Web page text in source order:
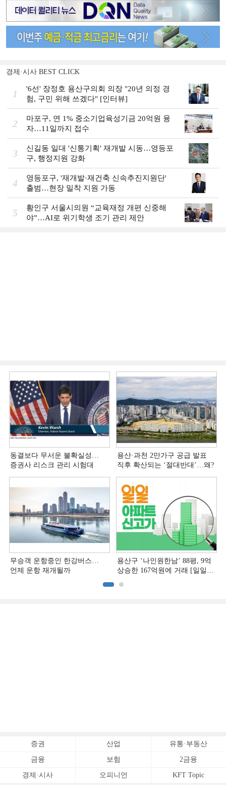
경제·시사 BEST CLICK
1
'6선' 장정호 용산구의회 의장 "20년 의정 경
험, 구민 위해 쓰겠다" [인터뷰]
2
마포구, 연 1% 중소기업육성기금 20억원 융
자…11일까지 접수
3
신길동 일대 '신통기획' 재개발 시동…영등포
구, 행정지원 강화
4
영등포구, '재개발·재건축 신속추진지원단'
출범…현장 밀착 지원 가동
5
황인구 서울시의원 “교육재정 개편 신중해
야”…AI로 위기학생 조기 관리 제안
동결보다 무서운 불확실성…
증권사 리스크 관리 시험대
용산·과천 2만가구 공급 발표
직후 확산되는 ‘절대반대’…왜?
무승객 운항중인 한강버스…
언제 운항 재개될까
용산구 ‘나인원한남’ 88평, 9억
상승한 167억원에 거래 [일일
증권 산업 유통·부동산
금융 보험 2금융
경제·시사 오피니언 KFT Topic